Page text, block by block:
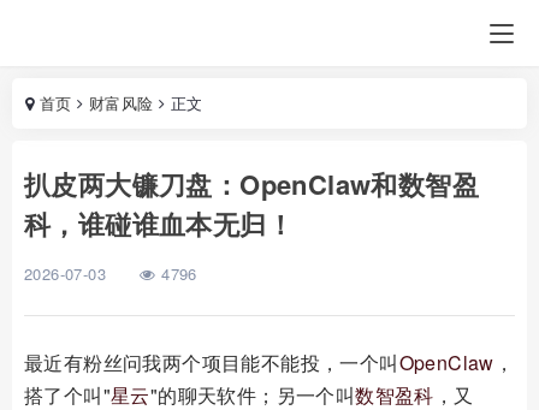
首页 财富风险 正文
扒皮两大镰刀盘：OpenClaw和数智盈
科，谁碰谁血本无归！
2026-07-03 4796
最近有粉丝问我两个项目能不能投，一个叫OpenClaw ，
搭了个叫"星云"的聊天软件；另一个叫数智盈科 ，又